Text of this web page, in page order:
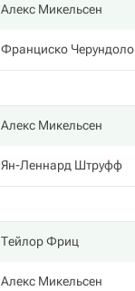
Алекс Микельсен
Франциско Черундоло
Алекс Микельсен
Ян-Леннард Штруфф
Тейлор Фриц
Алекс Микельсен